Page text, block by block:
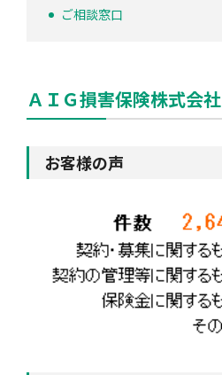
ご相談窓口
ＡＩＧ損害保険株式会社
お客様の声